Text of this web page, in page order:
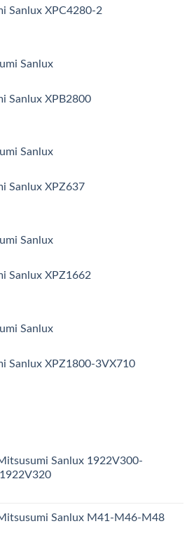
Sanlux XPC4280-2
Sanlux XPB2800
Sanlux XPZ637
Sanlux XPZ1662
Sanlux XPZ1800-3VX710
Sanlux 1922V300-
Sanlux M41-M46-M48